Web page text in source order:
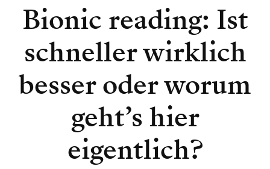
Bionic reading: Ist
schneller wirklich
besser oder worum
geht’s hier
eigentlich?